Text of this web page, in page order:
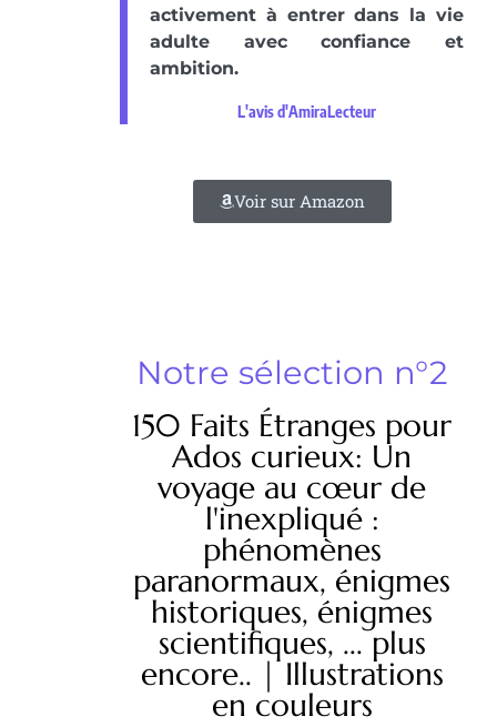
activement à entrer dans la vie
adulte avec confiance et
ambition.
L'avis d'AmiraLecteur
Voir sur Amazon
Notre sélection n°2
150 Faits Étranges pour
Ados curieux: Un
voyage au cœur de
l'inexpliqué :
phénomènes
paranormaux, énigmes
historiques, énigmes
scientifiques, ... plus
encore.. | Illustrations
en couleurs